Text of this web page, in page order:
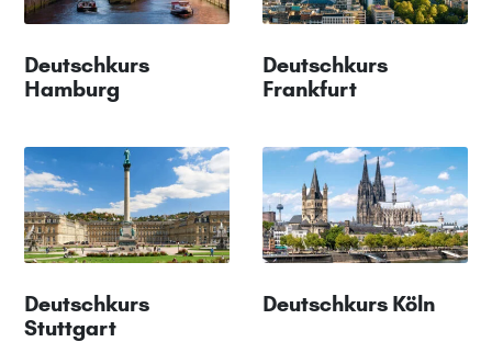
Deutschkurs
Hamburg
Deutschkurs
Frankfurt
Deutschkurs
Stuttgart
Deutschkurs Köln